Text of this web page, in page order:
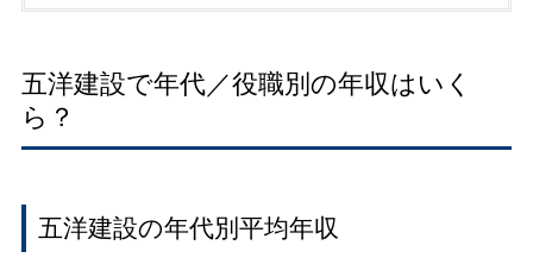
五洋建設で年代／役職別の年収はいく
ら？
五洋建設の年代別平均年収